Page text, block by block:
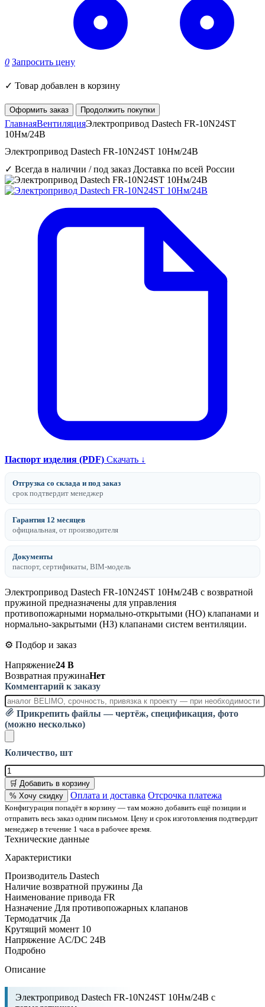
0 Запросить цену
✓ Товар добавлен в корзину
Оформить заказ Продолжить покупки
ГлавнаяВентиляцияЭлектропривод Dastech FR-10N24ST
10Нм/24В
Электропривод Dastech FR-10N24ST 10Нм/24В
✓ Всегда в наличии / под заказ Доставка по всей России
Паспорт изделия (PDF) Скачать ↓
Отгрузка со склада и под заказ
срок подтвердит менеджер
Гарантия 12 месяцев
официальная, от производителя
Документы
паспорт, сертификаты, BIM-модель
Электропривод Dastech FR-10N24ST 10Нм/24В с возвратной
пружиной предназначены для управления
противопожарными нормально-открытыми (НО) клапанами и
нормально-закрытыми (НЗ) клапанами систем вентиляции.
⚙️ Подбор и заказ
Напряжение24 В
Возвратная пружинаНет
Комментарий к заказу
Прикрепить файлы — чертёж, спецификация, фото
(можно несколько)
Количество, шт
🛒 Добавить в корзину
% Хочу скидку
Оплата и доставка Отсрочка платежа
Конфигурация попадёт в корзину — там можно добавить ещё позиции и
отправить весь заказ одним письмом. Цену и срок изготовления подтвердит
менеджер в течение 1 часа в рабочее время.
Технические данные
Характеристики
Производитель Dastech
Наличие возвратной пружины Да
Наименование привода FR
Назначение Для противопожарных клапанов
Термодатчик Да
Крутящий момент 10
Напряжение AC/DC 24В
Подробно
Описание
Электропривод Dastech FR-10N24ST 10Нм/24В с